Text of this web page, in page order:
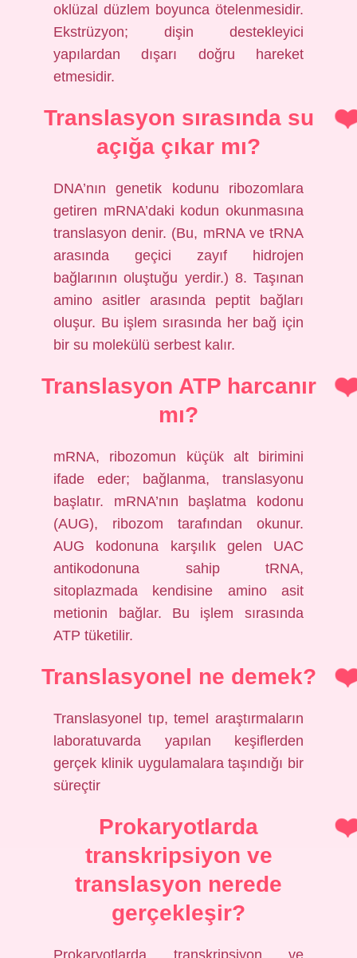
oklüzal düzlem boyunca ötelenmesidir.
Ekstrüzyon; dişin destekleyici
yapılardan dışarı doğru hareket
etmesidir.
Translasyon sırasında su
açığa çıkar mı?
DNA’nın genetik kodunu ribozomlara
getiren mRNA’daki kodun okunmasına
translasyon denir. (Bu, mRNA ve tRNA
arasında geçici zayıf hidrojen
bağlarının oluştuğu yerdir.) 8. Taşınan
amino asitler arasında peptit bağları
oluşur. Bu işlem sırasında her bağ için
bir su molekülü serbest kalır.
Translasyon ATP harcanır
mı?
mRNA, ribozomun küçük alt birimini
ifade eder; bağlanma, translasyonu
başlatır. mRNA’nın başlatma kodonu
(AUG), ribozom tarafından okunur.
AUG kodonuna karşılık gelen UAC
antikodonuna sahip tRNA,
sitoplazmada kendisine amino asit
metionin bağlar. Bu işlem sırasında
ATP tüketilir.
Translasyonel ne demek?
Translasyonel tıp, temel araştırmaların
laboratuvarda yapılan keşiflerden
gerçek klinik uygulamalara taşındığı bir
süreçtir
Prokaryotlarda
transkripsiyon ve
translasyon nerede
gerçekleşir?
Prokaryotlarda transkripsiyon ve